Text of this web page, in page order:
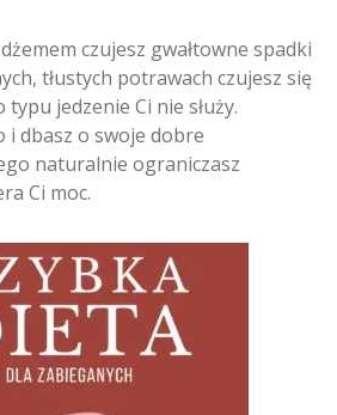
czujesz gwałtowne spadki
tłustych potrawach czujesz się
jedzenie Ci nie służy.
i dbasz o swoje dobre
naturalnie ograniczasz
Ci moc.